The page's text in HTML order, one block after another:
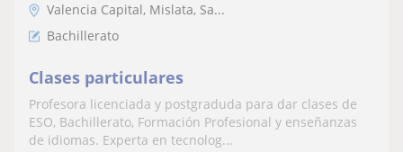
Valencia Capital, Mislata, Sa...
Bachillerato
Clases particulares
Profesora licenciada y postgraduda para dar clases de
ESO, Bachillerato, Formación Profesional y enseñanzas
de idiomas. Experta en tecnolog...